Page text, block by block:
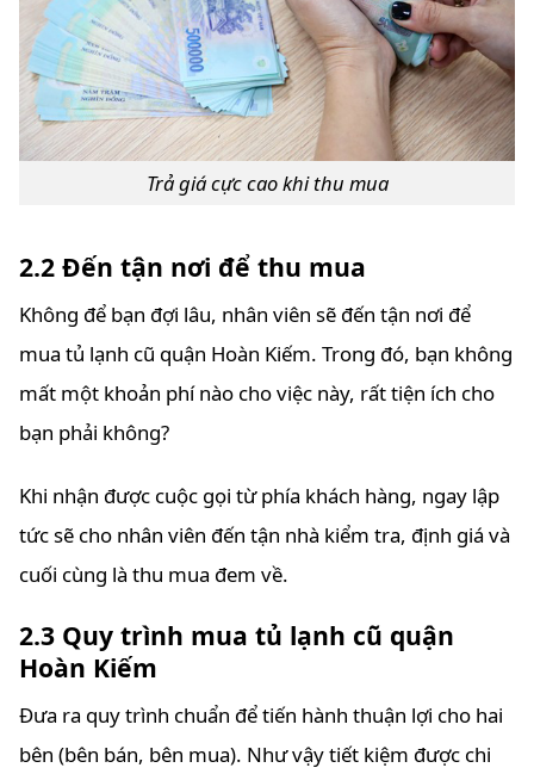
Trả giá cực cao khi thu mua
2.2 Đến tận nơi để thu mua
Không để bạn đợi lâu, nhân viên sẽ đến tận nơi để
mua tủ lạnh cũ quận Hoàn Kiếm. Trong đó, bạn không
mất một khoản phí nào cho việc này, rất tiện ích cho
bạn phải không?
Khi nhận được cuộc gọi từ phía khách hàng, ngay lập
tức sẽ cho nhân viên đến tận nhà kiểm tra, định giá và
cuối cùng là thu mua đem về.
2.3 Quy trình mua tủ lạnh cũ quận
Hoàn Kiếm
Đưa ra quy trình chuẩn để tiến hành thuận lợi cho hai
bên (bên bán, bên mua). Như vậy tiết kiệm được chi